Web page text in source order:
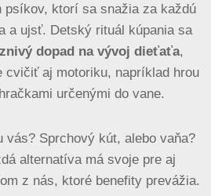
psíkov, ktorí sa snažia za každú
a ujsť. Detský rituál kúpania sa
dopad na vývoj dieťaťa,
cvičiť aj motoriku, napríklad hrou
určenými do vane.
vás? Sprchový kút, alebo vaňa?
alternatíva má svoje pre aj
z nás, ktoré benefity prevážia.